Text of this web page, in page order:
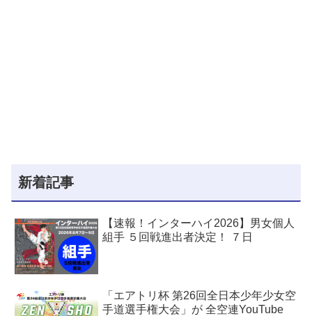
新着記事
【速報！インターハイ2026】男女個人
組手 ５回戦進出者決定！ ７日
「エアトリ杯 第26回全日本少年少女空
手道選手権大会」が 全空連YouTube